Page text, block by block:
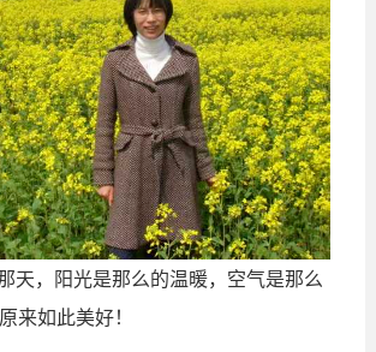
天，阳光是那么的温暖，空气是那么
来如此美好！